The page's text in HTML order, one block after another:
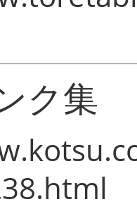
ク集